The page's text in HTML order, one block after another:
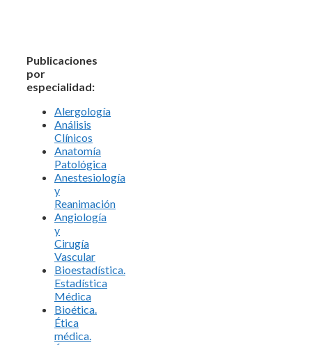
Publicaciones
por
especialidad:
Alergología
Análisis
Clínicos
Anatomía
Patológica
Anestesiología
y
Reanimación
Angiología
y
Cirugía
Vascular
Bioestadística.
Estadística
Médica
Bioética.
Ética
médica.